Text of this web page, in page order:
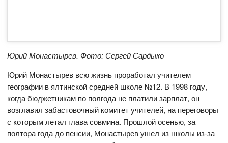
Юрий Монастырев. Фото: Сергей Сардыко
Юрий Монастырев всю жизнь проработал учителем
географии в ялтинской средней школе №12. В 1998 году,
когда бюджетникам по полгода не платили зарплат, он
возглавил забастовочный комитет учителей, на переговоры
с которым летал глава совмина. Прошлой осенью, за
полтора года до пенсии, Монастырев ушел из школы из-за